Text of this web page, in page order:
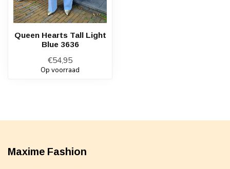
Queen Hearts Tall Light
Blue 3636
€54,95
Op voorraad
Maxime Fashion